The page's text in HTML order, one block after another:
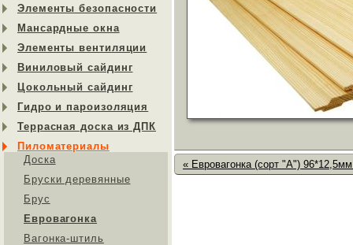
Элементы безопасности
Мансардные окна
Элементы вентиляции
Виниловый сайдинг
Цокольный сайдинг
Гидро и пароизоляция
Террасная доска из ДПК
Пиломатериалы
Доска
Бруски деревянные
Брус
Евровагонка
Вагонка-штиль
« Евровагонка (сорт "А")